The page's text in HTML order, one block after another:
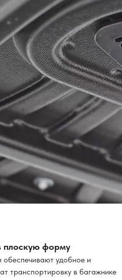
плоскую форму
удобное и
транспортировку в багажнике